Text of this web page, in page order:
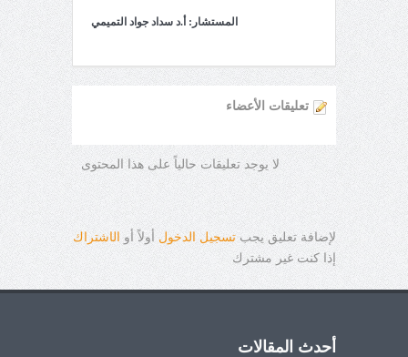
المستشار: أ.د سداد جواد التميمي
تعليقات الأعضاء
لا يوجد تعليقات حالياً على هذا المحتوى
لإضافة تعليق يجب تسجيل الدخول أولاً أو الاشتراك
إذا كنت غير مشترك
أحدث المقالات